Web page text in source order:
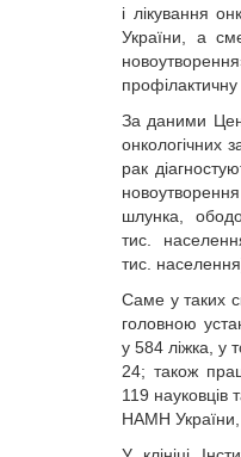
і лікування
України, а
профілактичну
За даними
онкологічних
рак
шлунка,
тис.
тис.
Саме у таких
головною
у 584 ліжка, у
24; також
119 науковців
НАМН України,